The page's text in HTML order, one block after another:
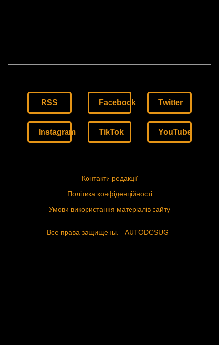
RSS Facebook Twitter
Instagram TikTok YouTube
Контакти редакції
Політика конфіденційності
Умови використання матеріалів сайту
Все права защищены. AUTODOSUG